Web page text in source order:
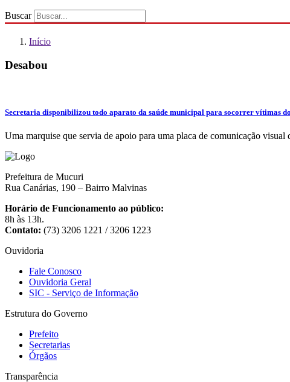
Buscar
Início
Desabou
Secretaria disponibilizou todo aparato da saúde municipal para socorrer vítimas
Uma marquise que servia de apoio para uma placa de comunicação
Prefeitura de Mucuri
Rua Canárias, 190 – Bairro Malvinas
Horário de Funcionamento ao público:
8h às 13h.
Contato: (73) 3206 1221 / 3206 1223
Ouvidoria
Fale Conosco
Ouvidoria Geral
SIC - Serviço de Informação
Estrutura do Governo
Prefeito
Secretarias
Órgãos
Transparência